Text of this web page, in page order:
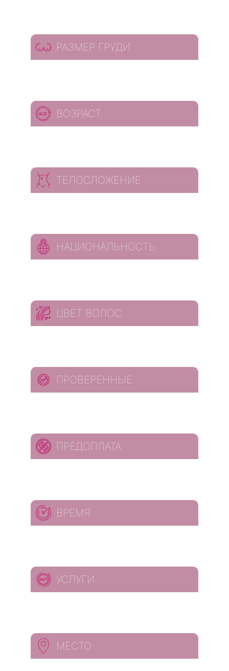
РАЗМЕР ГРУДИ
ВОЗРАСТ
ТЕЛОСЛОЖЕНИЕ
НАЦИОНАЛЬНОСТЬ
ЦВЕТ ВОЛОС
ПРОВЕРЕННЫЕ
ПРЕДОПЛАТА
ВРЕМЯ
УСЛУГИ
МЕСТО